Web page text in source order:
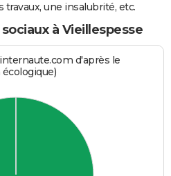
une insalubrité, etc.
à Vieillespesse
d'après le